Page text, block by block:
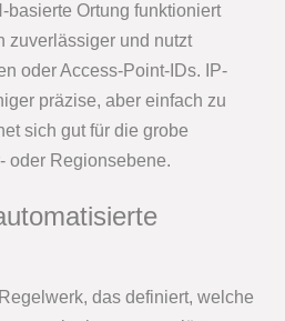
basierte Ortung funktioniert
zuverlässiger und nutzt
oder Access-Point-IDs. IP-
präzise, aber einfach zu
sich gut für die grobe
oder Regionsebene.
das definiert, welche